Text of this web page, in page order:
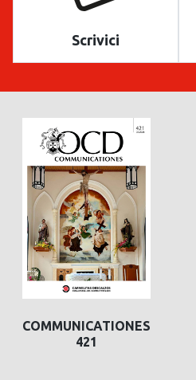
Scrivici
COMMUNICATIONES
421